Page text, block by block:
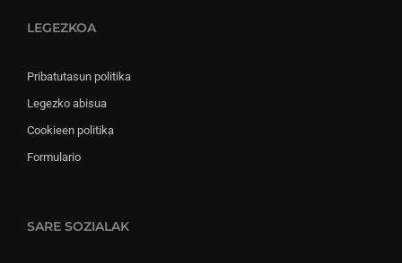
LEGEZKOA
Pribatutasun politika
Legezko abisua
Cookieen politika
Formulario
SARE SOZIALAK